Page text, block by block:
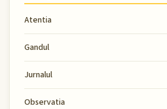
Atentia
Gandul
Jurnalul
Observatia